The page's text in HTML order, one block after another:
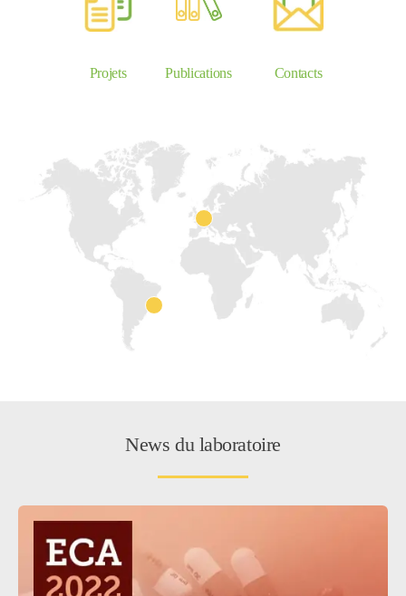
Projets Publications Contacts
News du laboratoire